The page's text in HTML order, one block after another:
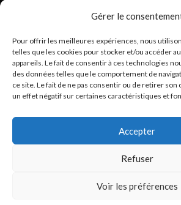
Gérer le
Pour offrir les meilleures expériences, nous
telles que les cookies pour stocker et/ou accéder
appareils. Le fait de consentir à ces technologies
des données telles que le comportement de
ce site. Le fait de ne pas consentir ou de retirer
un effet négatif sur certaines caractéristiques et
Accepter
Refuser
Voir les préférences
Trouvez les meilleurs bracelets de montres
hello@braceletsmartwatch.com
BRACELETS DE MONTRES
VOUS ET BRACELETSMARTWATCH
INFORMATIONS
BraceletSmartWatch